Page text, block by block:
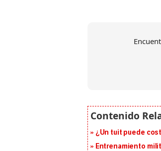
¿Un tuit puede
Entrenamiento